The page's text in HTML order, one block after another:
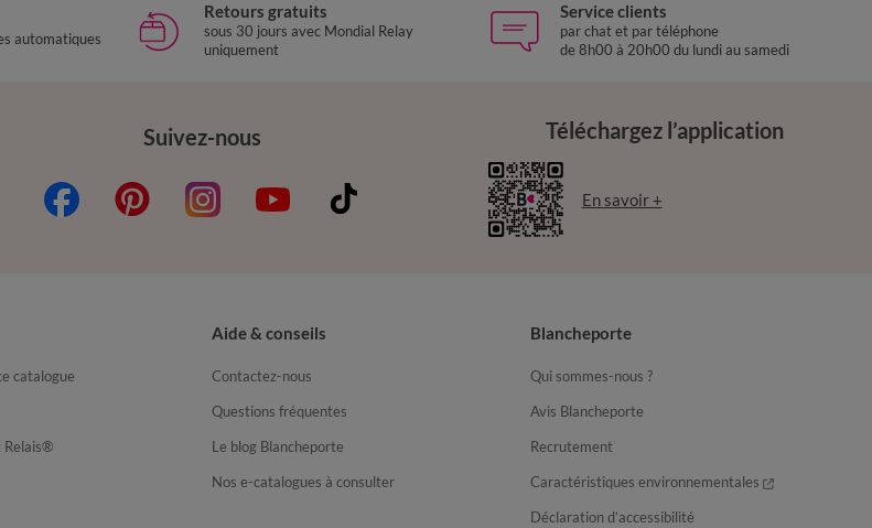
automatiques
Retours gratuits
sous 30 jours avec Mondial Relay
uniquement
Service clients
par chat et par téléphone
de 8h00 à 20h00 du lundi au samedi
Suivez-nous Téléchargez l’application
En savoir +
catalogue
Relais®
Aide & conseils
Contactez-nous
Questions fréquentes
Le blog Blancheporte
Nos e-catalogues à consulter
Blancheporte
Qui sommes-nous ?
Avis Blancheporte
Recrutement
Caractéristiques environnementales
Déclaration d’accessibilité